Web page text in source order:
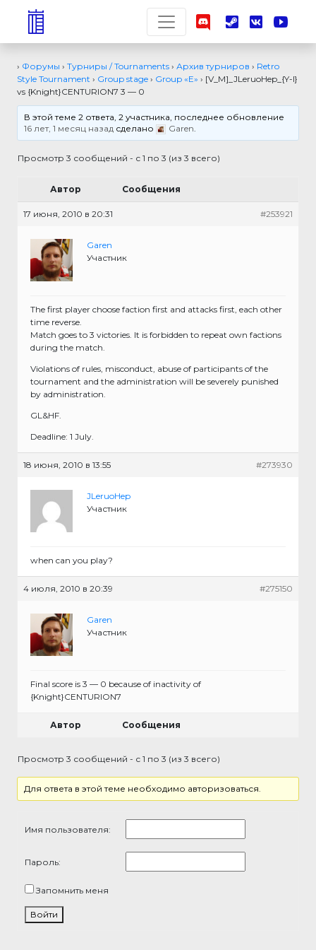
› Форумы › Турниры / Tournaments › Архив турниров › Retro
Style Tournament › Group stage › Group «E» › [V_M]_JLeruoHep_{Y-I}
vs {Knight}CENTURION7 3 — 0
В этой теме 2 ответа, 2 участника, последнее обновление
16 лет, 1 месяц назад сделано Garen.
Просмотр 3 сообщений - с 1 по 3 (из 3 всего)
Автор Сообщения
17 июня, 2010 в 20:31 #253921
Garen
Участник
The first player choose faction first and attacks first, each other
time reverse.
Match goes to 3 victories. It is forbidden to repeat own factions
during the match.
Violations of rules, misconduct, abuse of participants of the
tournament and the administration will be severely punished
by administration.
GL&HF.
Deadline: 1 July.
18 июня, 2010 в 13:55 #273930
JLeruoHep
Участник
when can you play?
4 июля, 2010 в 20:39 #275150
Garen
Участник
Final score is 3 — 0 because of inactivity of
{Knight}CENTURION7
Автор Сообщения
Просмотр 3 сообщений - с 1 по 3 (из 3 всего)
Для ответа в этой теме необходимо авторизоваться.
Имя пользователя:
Пароль:
Запомнить меня
Войти